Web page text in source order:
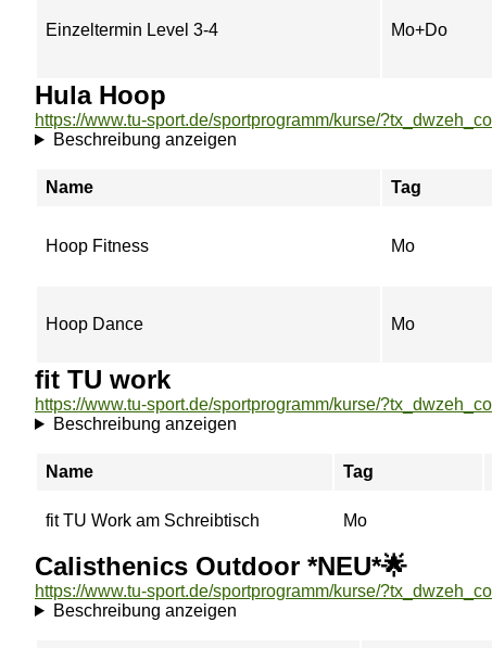
Einzeltermin Level 3-4 Mo+Do
Hula Hoop
Beschreibung anzeigen
Name Tag
Hoop Fitness Mo
Hoop Dance Mo
fit TU work
Beschreibung anzeigen
Name Tag
fit TU Work am Schreibtisch Mo
Calisthenics Outdoor *NEU*🌟
Beschreibung anzeigen